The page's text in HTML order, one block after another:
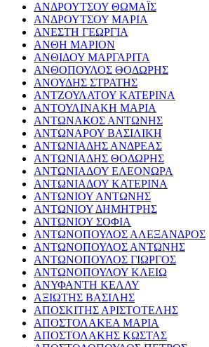
ΑΝΔΡΟΥΤΣΟΥ ΘΩΜΑΪΣ
ΑΝΔΡΟΥΤΣΟΥ ΜΑΡΙΑ
ΑΝΕΣΤΗ ΓΕΩΡΓΙΑ
ΑΝΘΗ ΜΑΡΙΟΝ
ΑΝΘΙΔΟΥ ΜΑΡΓΑΡΙΤΑ
ΑΝΘΟΠΟΥΛΟΣ ΘΟΔΩΡΗΣ
ΑΝΟΥΔΗΣ ΣΤΡΑΤΗΣ
ΑΝΤΖΟΥΛΑΤΟΥ ΚΑΤΕΡΙΝΑ
ΑΝΤΟΥΛΙΝΑΚΗ ΜΑΡΙΑ
ΑΝΤΩΝΑΚΟΣ ΑΝΤΩΝΗΣ
ΑΝΤΩΝΑΡΟΥ ΒΑΣΙΛΙΚΗ
ΑΝΤΩΝΙΑΔΗΣ ΑΝΔΡΕΑΣ
ΑΝΤΩΝΙΑΔΗΣ ΘΟΔΩΡΗΣ
ΑΝΤΩΝΙΑΔΟΥ ΕΛΕΟΝΩΡΑ
ΑΝΤΩΝΙΑΔΟΥ ΚΑΤΕΡΙΝΑ
ΑΝΤΩΝΙΟΥ ΑΝΤΩΝΗΣ
ΑΝΤΩΝΙΟΥ ΔΗΜΗΤΡΗΣ
ΑΝΤΩΝΙΟΥ ΣΟΦΙΑ
ΑΝΤΩΝΟΠΟΥΛΟΣ ΑΛΕΞΑΝΔΡΟΣ
ΑΝΤΩΝΟΠΟΥΛΟΣ ΑΝΤΩΝΗΣ
ΑΝΤΩΝΟΠΟΥΛΟΣ ΓΙΩΡΓΟΣ
ΑΝΤΩΝΟΠΟΥΛΟΥ ΚΛΕΙΩ
ΑΝΥΦΑΝΤΗ ΚΕΛΛΥ
ΑΞΙΩΤΗΣ ΒΑΣΙΛΗΣ
ΑΠΟΣΚΙΤΗΣ ΑΡΙΣΤΟΤΕΛΗΣ
ΑΠΟΣΤΟΛΑΚΕΑ ΜΑΡΙΑ
ΑΠΟΣΤΟΛΑΚΗΣ ΚΩΣΤΑΣ